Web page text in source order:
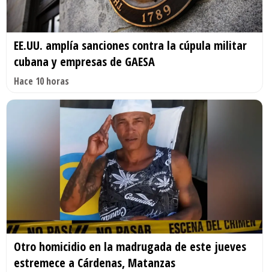
EE.UU. amplía sanciones contra la cúpula militar
cubana y empresas de GAESA
Hace 10 horas
Otro homicidio en la madrugada de este jueves
estremece a Cárdenas, Matanzas